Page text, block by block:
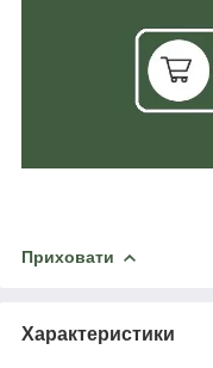
Приховати
Характеристики